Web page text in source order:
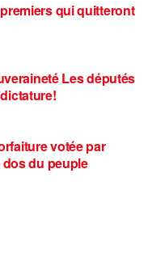
qui quitteront
Les députés
votée par
dos du peuple